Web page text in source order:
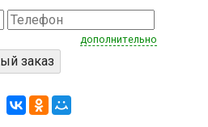
дополнительно